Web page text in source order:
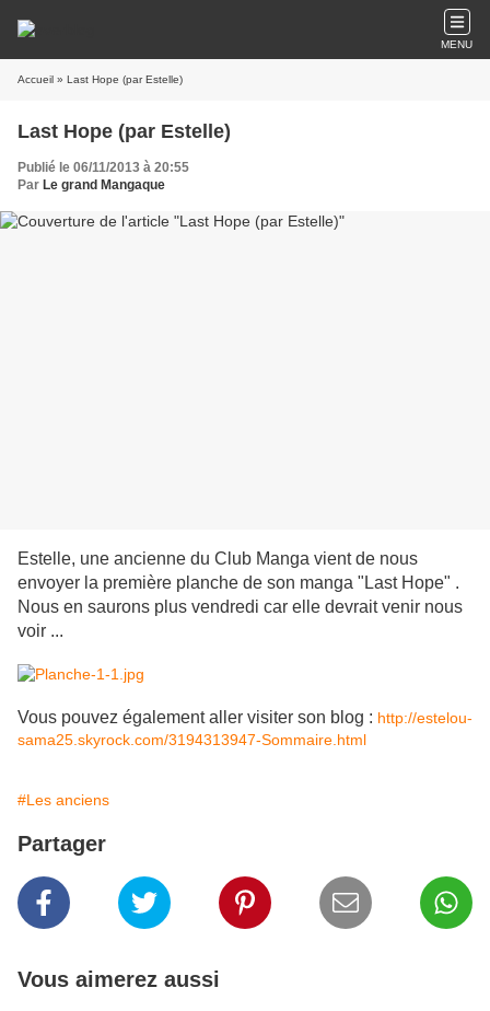
MENU
Accueil » Last Hope (par Estelle)
Last Hope (par Estelle)
Publié le 06/11/2013 à 20:55
Par Le grand Mangaque
Estelle, une ancienne du Club Manga vient de nous
envoyer la première planche de son manga "Last Hope" .
Nous en saurons plus vendredi car elle devrait venir nous
voir ...
Vous pouvez également aller visiter son blog : http://estelou-
sama25.skyrock.com/3194313947-Sommaire.html
#Les anciens
Partager
Vous aimerez aussi